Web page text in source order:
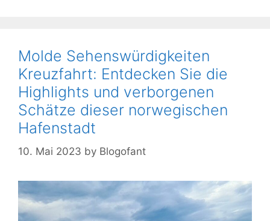
Molde Sehenswürdigkeiten
Kreuzfahrt: Entdecken Sie die
Highlights und verborgenen
Schätze dieser norwegischen
Hafenstadt
10. Mai 2023 by Blogofant